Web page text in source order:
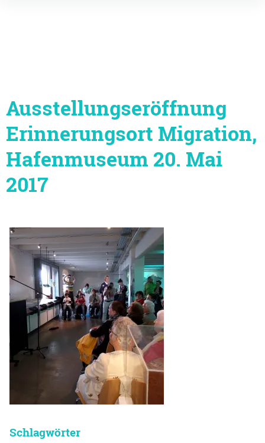
Ausstellungseröffnung
Erinnerungsort Migration,
Hafenmuseum 20. Mai
2017
Beitragsnavigation
Schlagwörter